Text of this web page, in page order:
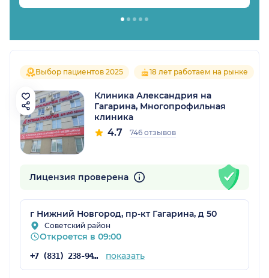
Выбор пациентов 2025 18 лет работаем на рынке
Клиника Александрия на
Гагарина, Многопрофильная
клиника
4.7 746 отзывов
Лицензия проверена
г Нижний Новгород, пр-кт Гагарина, д 50
Советский район
Откроется в 09:00
+7 (831) 238-94-87 показать